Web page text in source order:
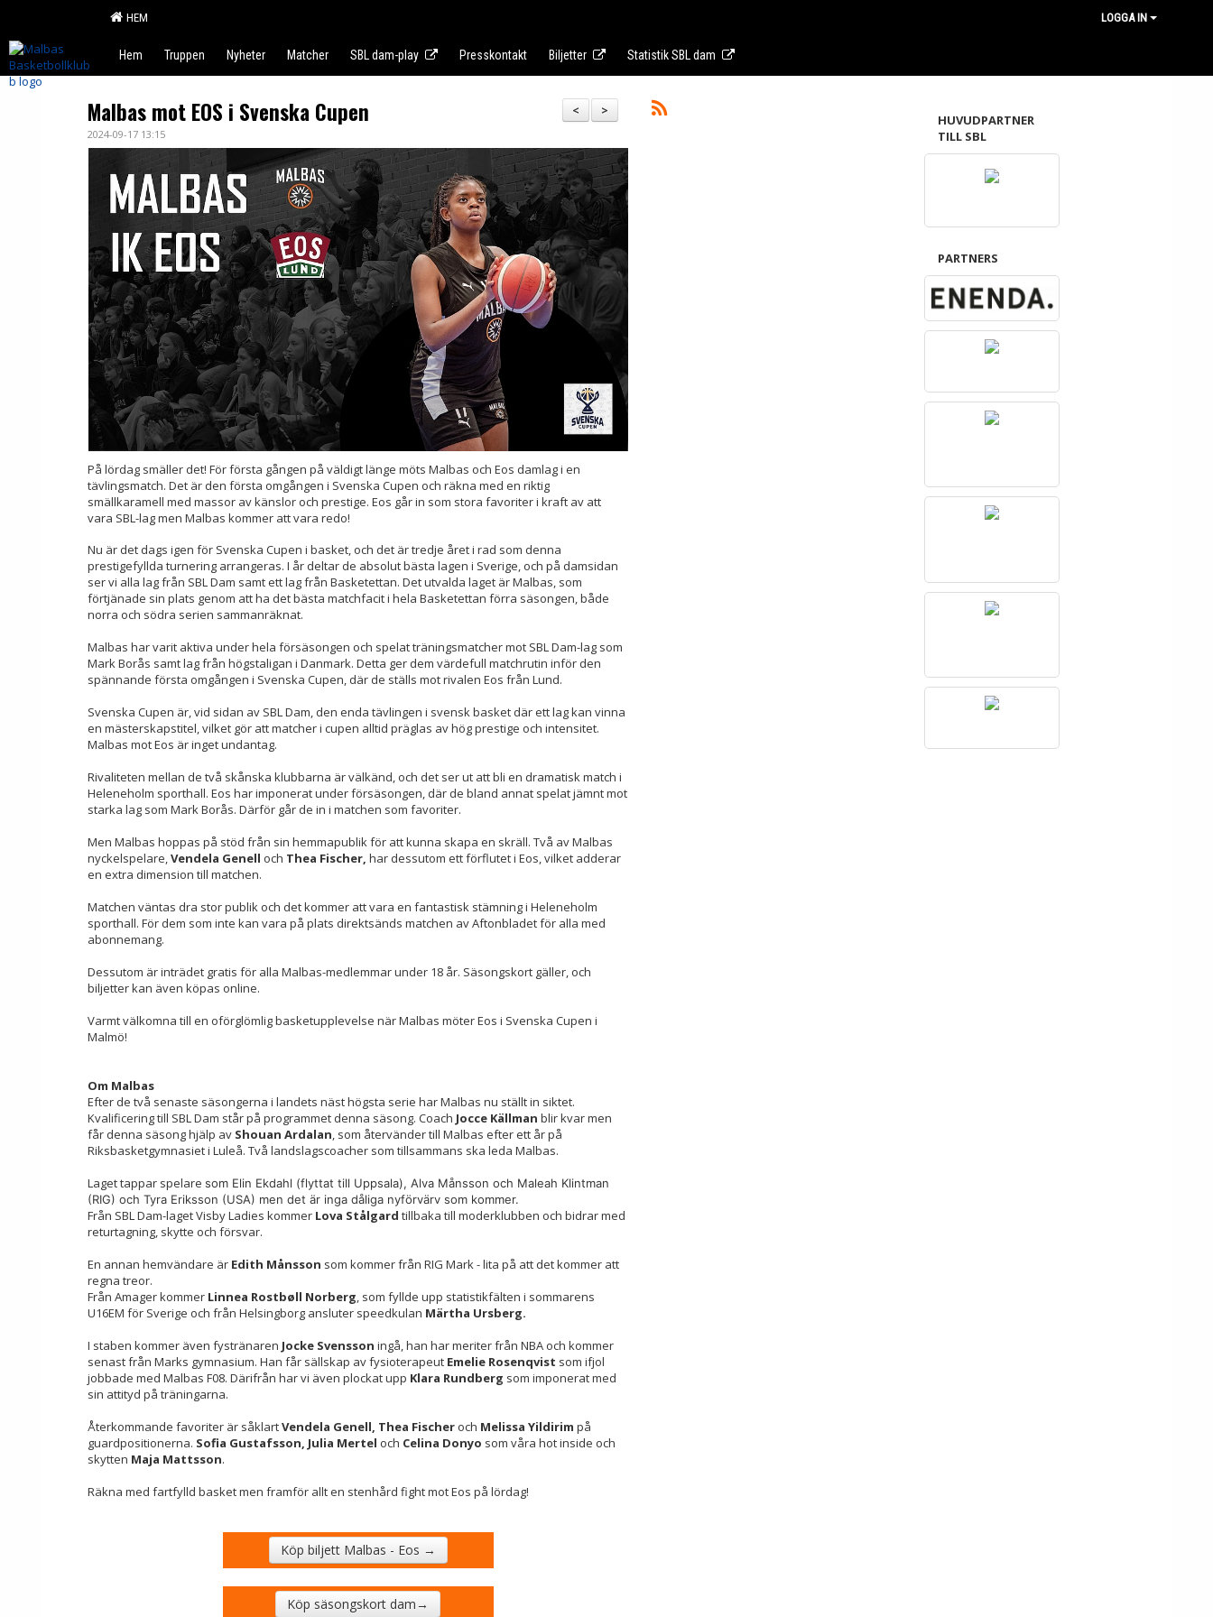
HEM LOGGA IN
Hem Truppen Nyheter Matcher SBL dam-play Presskontakt Biljetter Statistik SBL dam
>
<
Malbas mot EOS i Svenska Cupen
2024-09-17 13:15
På lördag smäller det! För första gången på väldigt länge möts Malbas och Eos damlag i en
tävlingsmatch. Det är den första omgången i Svenska Cupen och räkna med en riktig
smällkaramell med massor av känslor och prestige. Eos går in som stora favoriter i kraft av att
vara SBL-lag men Malbas kommer att vara redo!
Nu är det dags igen för Svenska Cupen i basket, och det är tredje året i rad som denna
prestigefyllda turnering arrangeras. I år deltar de absolut bästa lagen i Sverige, och på damsidan
ser vi alla lag från SBL Dam samt ett lag från Basketettan. Det utvalda laget är Malbas, som
förtjänade sin plats genom att ha det bästa matchfacit i hela Basketettan förra säsongen, både
norra och södra serien sammanräknat.
Malbas har varit aktiva under hela försäsongen och spelat träningsmatcher mot SBL Dam-lag som
Mark Borås samt lag från högstaligan i Danmark. Detta ger dem värdefull matchrutin inför den
spännande första omgången i Svenska Cupen, där de ställs mot rivalen Eos från Lund.
Svenska Cupen är, vid sidan av SBL Dam, den enda tävlingen i svensk basket där ett lag kan vinna
en mästerskapstitel, vilket gör att matcher i cupen alltid präglas av hög prestige och intensitet.
Malbas mot Eos är inget undantag.
Rivaliteten mellan de två skånska klubbarna är välkänd, och det ser ut att bli en dramatisk match i
Heleneholm sporthall. Eos har imponerat under försäsongen, där de bland annat spelat jämnt mot
starka lag som Mark Borås. Därför går de in i matchen som favoriter.
Men Malbas hoppas på stöd från sin hemmapublik för att kunna skapa en skräll. Två av Malbas
nyckelspelare,Vendela Genell och Thea Fischer, har dessutom ett förflutet i Eos, vilket adderar
en extra dimension till matchen.
Matchen väntas dra stor publik och det kommer att vara en fantastisk stämning i Heleneholm
sporthall. För dem som inte kan vara på plats direktsänds matchen av Aftonbladet för alla med
abonnemang.
Dessutom är inträdet gratis för alla Malbas-medlemmar under 18 år. Säsongskort gäller, och
biljetter kan även köpas online.
Varmt välkomna till en oförglömlig basketupplevelse när Malbas möter Eos i Svenska Cupen i
Malmö!
Om Malbas
Efter de två senaste säsongerna i landets näst högsta serie har Malbas nu ställt in siktet.
Kvalificering till SBL Dam står på programmet denna säsong. Coach Jocce Källman blir kvar men
får denna säsong hjälp av Shouan Ardalan, som återvänder till Malbas efter ett år på
Riksbasketgymnasiet i Luleå. Två landslagscoacher som tillsammans ska leda Malbas.
Laget tappar spelare som Elin Ekdahl (flyttat till Uppsala), Alva Månsson och Maleah Klintman
(RIG) och Tyra Eriksson (USA) men det är inga dåliga nyförvärv som kommer.
Från SBL Dam-laget Visby Ladies kommer Lova Stålgard tillbaka till moderklubben och bidrar med
returtagning, skytte och försvar.
En annan hemvändare är Edith Månsson som kommer från RIG Mark - lita på att det kommer att
regna treor.
Från Amager kommer Linnea Rostbøll Norberg, som fyllde upp statistikfälten i sommarens
U16EM för Sverige och från Helsingborg ansluter speedkulan Märtha Ursberg.
I staben kommer även fystränaren Jocke Svensson ingå, han har meriter från NBA och kommer
senast från Marks gymnasium. Han får sällskap av fysioterapeut Emelie Rosenqvist som ifjol
jobbade med Malbas F08. Därifrån har vi även plockat upp Klara Rundberg som imponerat med
sin attityd på träningarna.
Återkommande favoriter är såklartVendela Genell, Thea Fischer och Melissa Yildirim på
guardpositionerna. Sofia Gustafsson, Julia Mertel och Celina Donyo som våra hot inside och
skytten Maja Mattsson.
Räkna med fartfylld basket men framför allt en stenhård fight mot Eos på lördag!
Köp biljett Malbas - Eos →
Köp säsongskort dam→
HUVUDPARTNER
TILL SBL
PARTNERS